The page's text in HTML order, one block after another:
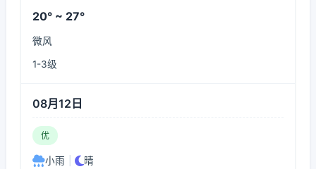
20° ~ 27°
微风
1-3级
08月12日
优
小雨 晴